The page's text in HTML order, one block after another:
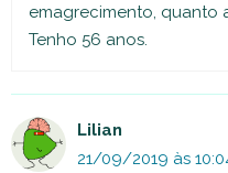
emagrecimento, quanto
Tenho 56 anos.
Lilian
21/09/2019 às